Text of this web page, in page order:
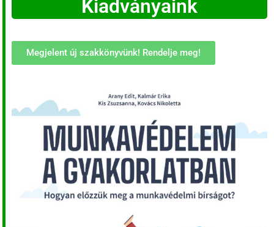
Kiadványaink
Megjelent új szakkönyvünk! Rendelje meg!